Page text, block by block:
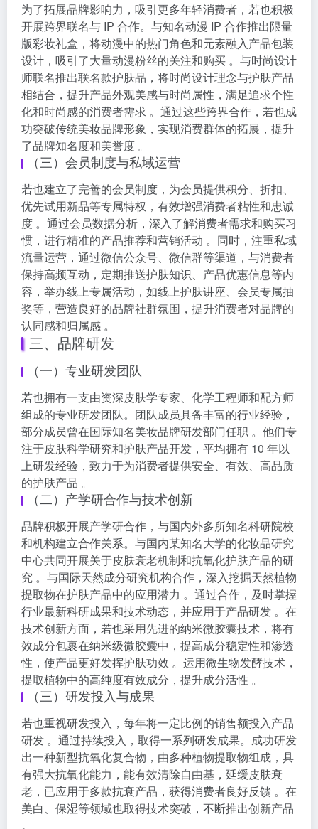
为了拓展品牌影响力，吸引更多年轻消费者，若也积极
开展跨界联名与 IP 合作。与知名动漫 IP 合作推出限量
版彩妆礼盒，将动漫中的热门角色和元素融入产品包装
设计，吸引了大量动漫粉丝的关注和购买 。与时尚设计
师联名推出联名款护肤品，将时尚设计理念与护肤产品
相结合，提升产品外观美感与时尚属性，满足追求个性
化和时尚感的消费者需求 。通过这些跨界合作，若也成
功突破传统美妆品牌形象，实现消费群体的拓展，提升
了品牌知名度和美誉度 。
（三）会员制度与私域运营
若也建立了完善的会员制度，为会员提供积分、折扣、
优先试用新品等专属特权，有效增强消费者粘性和忠诚
度 。通过会员数据分析，深入了解消费者需求和购买习
惯，进行精准的产品推荐和营销活动 。同时，注重私域
流量运营，通过微信公众号、微信群等渠道，与消费者
保持高频互动，定期推送护肤知识、产品优惠信息等内
容，举办线上专属活动，如线上护肤讲座、会员专属抽
奖等，营造良好的品牌社群氛围，提升消费者对品牌的
认同感和归属感 。
三、品牌研发
（一）专业研发团队
若也拥有一支由资深皮肤学专家、化学工程师和配方师
组成的专业研发团队。团队成员具备丰富的行业经验，
部分成员曾在国际知名美妆品牌研发部门任职 。他们专
注于皮肤科学研究和护肤产品开发，平均拥有 10 年以
上研发经验，致力于为消费者提供安全、有效、高品质
的护肤产品 。
（二）产学研合作与技术创新
品牌积极开展产学研合作，与国内外多所知名科研院校
和机构建立合作关系。与国内某知名大学的化妆品研究
中心共同开展关于皮肤衰老机制和抗氧化护肤产品的研
究 。与国际天然成分研究机构合作，深入挖掘天然植物
提取物在护肤产品中的应用潜力 。通过合作，及时掌握
行业最新科研成果和技术动态，并应用于产品研发 。在
技术创新方面，若也采用先进的纳米微胶囊技术，将有
效成分包裹在纳米级微胶囊中，提高成分稳定性和渗透
性，使产品更好发挥护肤功效 。运用微生物发酵技术，
提取植物中的高纯度有效成分，提升成分活性 。
（三）研发投入与成果
若也重视研发投入，每年将一定比例的销售额投入产品
研发 。通过持续投入，取得一系列研发成果。成功研发
出一种新型抗氧化复合物，由多种植物提取物组成，具
有强大抗氧化能力，能有效清除自由基，延缓皮肤衰
老，已应用于多款抗衰产品，获得消费者良好反馈 。在
美白、保湿等领域也取得技术突破，不断推出创新产品
。